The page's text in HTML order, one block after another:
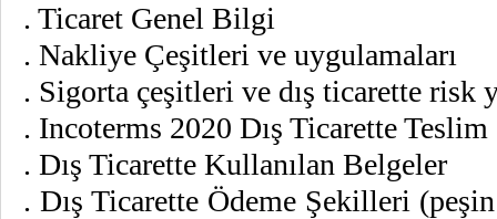
. Ticaret Genel Bilgi
. Nakliye Çeşitleri ve uygulamaları
. Sigorta çeşitleri ve dış ticarette risk
. Incoterms 2020 Dış Ticarette
. Dış Ticarette Kullanılan Belgeler
. Dış Ticarette Ödeme Şekilleri